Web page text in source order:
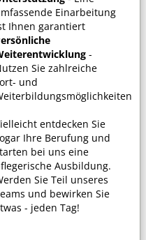
Einarbeitung
Ihnen garantiert
-
Sie zahlreiche
und
entdecken Sie
Ihre Berufung und
bei uns eine
Ausbildung.
Sie Teil unseres
und bewirken Sie
- jeden Tag!